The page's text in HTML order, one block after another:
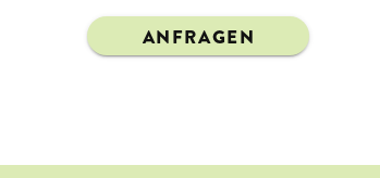
ANFRAGEN